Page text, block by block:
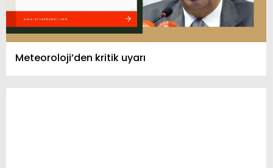
Meteoroloji’den kritik uyarı